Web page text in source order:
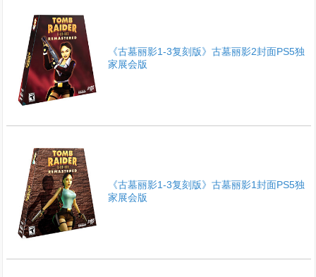
《古墓丽影1-3复刻版》古墓丽影2封面PS5独
家展会版
《古墓丽影1-3复刻版》古墓丽影1封面PS5独
家展会版